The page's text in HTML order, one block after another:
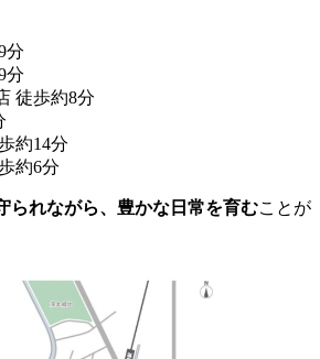
分
分
徒歩約8分
約14分
約6分
られながら、豊かな日常を育むことが